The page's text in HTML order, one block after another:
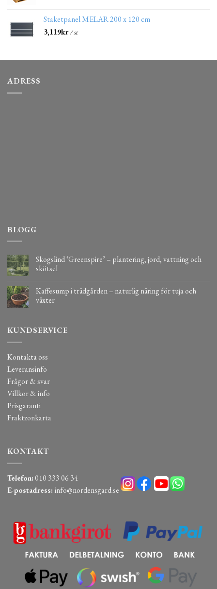
Staketpanel MELAR 200 x 120 cm
3,119kr/ st
ADRESS
BLOGG
Skogslind ‘Greenspire’ – plantering, jord, vattning och
skötsel
Kaffesump i trädgården – naturlig näring för tuja och
växter
KUNDSERVICE
Kontakta oss
Leveransinfo
Frågor & svar
Villkor & info
Prisgaranti
Fraktzonkarta
KONTAKT
Telefon:010 333 06 34
E-postadress: info@nordensgard.se